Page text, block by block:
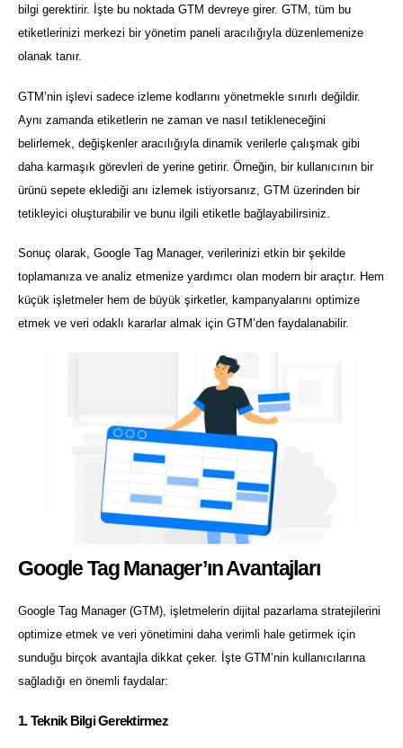
bilgi gerektirir. İşte bu noktada GTM devreye girer. GTM, tüm bu
etiketlerinizi merkezi bir yönetim paneli aracılığıyla düzenlemenize
olanak tanır.
GTM’nin işlevi sadece izleme kodlarını yönetmekle sınırlı değildir.
Aynı zamanda etiketlerin ne zaman ve nasıl tetikleneceğini
belirlemek, değişkenler aracılığıyla dinamik verilerle çalışmak gibi
daha karmaşık görevleri de yerine getirir. Örneğin, bir kullanıcının bir
ürünü sepete eklediği anı izlemek istiyorsanız, GTM üzerinden bir
tetikleyici oluşturabilir ve bunu ilgili etiketle bağlayabilirsiniz.
Sonuç olarak, Google Tag Manager, verilerinizi etkin bir şekilde
toplamanıza ve analiz etmenize yardımcı olan modern bir araçtır. Hem
küçük işletmeler hem de büyük şirketler, kampanyalarını optimize
etmek ve veri odaklı kararlar almak için GTM’den faydalanabilir.
Google Tag Manager’ın Avantajları
Google Tag Manager (GTM), işletmelerin dijital pazarlama stratejilerini
optimize etmek ve veri yönetimini daha verimli hale getirmek için
sunduğu birçok avantajla dikkat çeker. İşte GTM’nin kullanıcılarına
sağladığı en önemli faydalar:
1. Teknik Bilgi Gerektirmez